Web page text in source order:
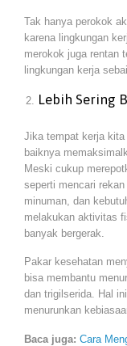
Tak hanya perokok
karena lingkungan
merokok juga rentan
lingkungan kerja
Lebih Sering
Jika tempat kerja
baiknya
Meski cukup
seperti mencari
minuman, dan
melakukan aktivitas
banyak bergerak.
Pakar kesehatan
bisa membantu
dan trigilserida. Hal
menurunkan
Baca juga: Cara